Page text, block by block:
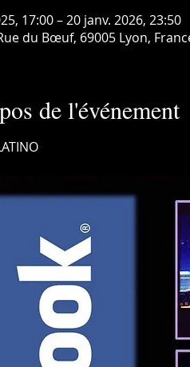
17:00 – 20 janv. 2026, 23:50
du Bœuf, 69005 Lyon,
de l'événement